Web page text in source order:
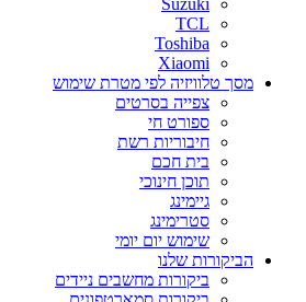
Suzuki
TCL
Toshiba
Xiaomi
מסך טלוויזיה לפי מטרת שימוש
צפייה בסרטים
ספורט חי
חיבוריות רשת
בית חכם
תוכן חינוכי
גיימינג
סטרימינג
שימוש יום יומי
הביקורות שלנו
ביקורות מחשבים ניידים